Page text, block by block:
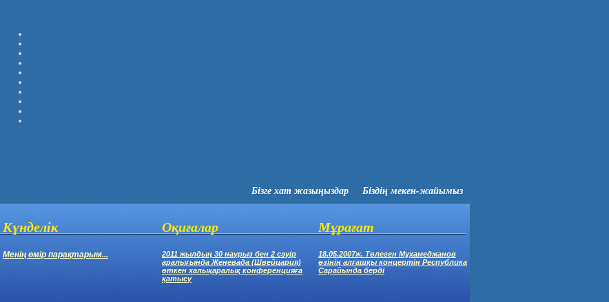
Бізге хат жазыңыздар Біздің мекен-жайымыз
Күнделік
Менің өмір парақтарым...
Оқиғалар
2011 жылдың 30 наурыз бен 2 сәуір
аралығында Женевада (Швейцария)
өткен халықаралық конференцияға
қатысу
Мұрағат
18.05.2007ж. Төлеген Мұхамеджанов
өзінің алғашқы концертін Республика
Сарайында берді